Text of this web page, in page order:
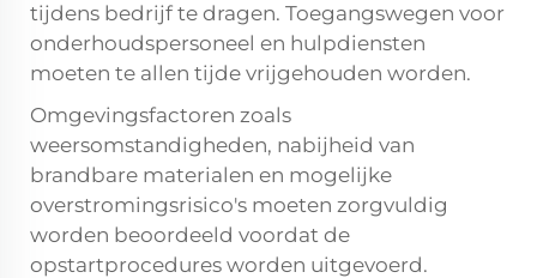
tijdens bedrijf te dragen. Toegangswegen voor
onderhoudspersoneel en hulpdiensten
moeten te allen tijde vrijgehouden worden.
Omgevingsfactoren zoals
weersomstandigheden, nabijheid van
brandbare materialen en mogelijke
overstromingsrisico's moeten zorgvuldig
worden beoordeeld voordat de
opstartprocedures worden uitgevoerd.